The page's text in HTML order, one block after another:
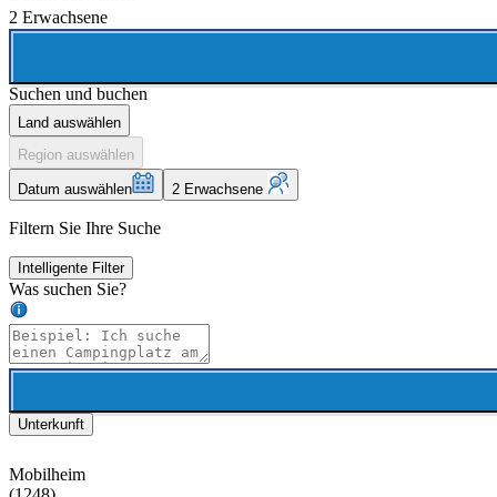
2 Erwachsene
Suchen und buchen
Land auswählen
Region auswählen
Datum auswählen 2 Erwachsene
Filtern Sie Ihre Suche
Intelligente Filter
Was suchen Sie?
Unterkunft
Mobilheim